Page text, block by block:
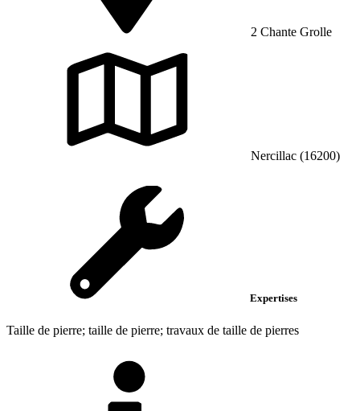
2 Chante Grolle
Nercillac (16200)
Expertises
Taille de pierre; taille de pierre; travaux de taille de pierres